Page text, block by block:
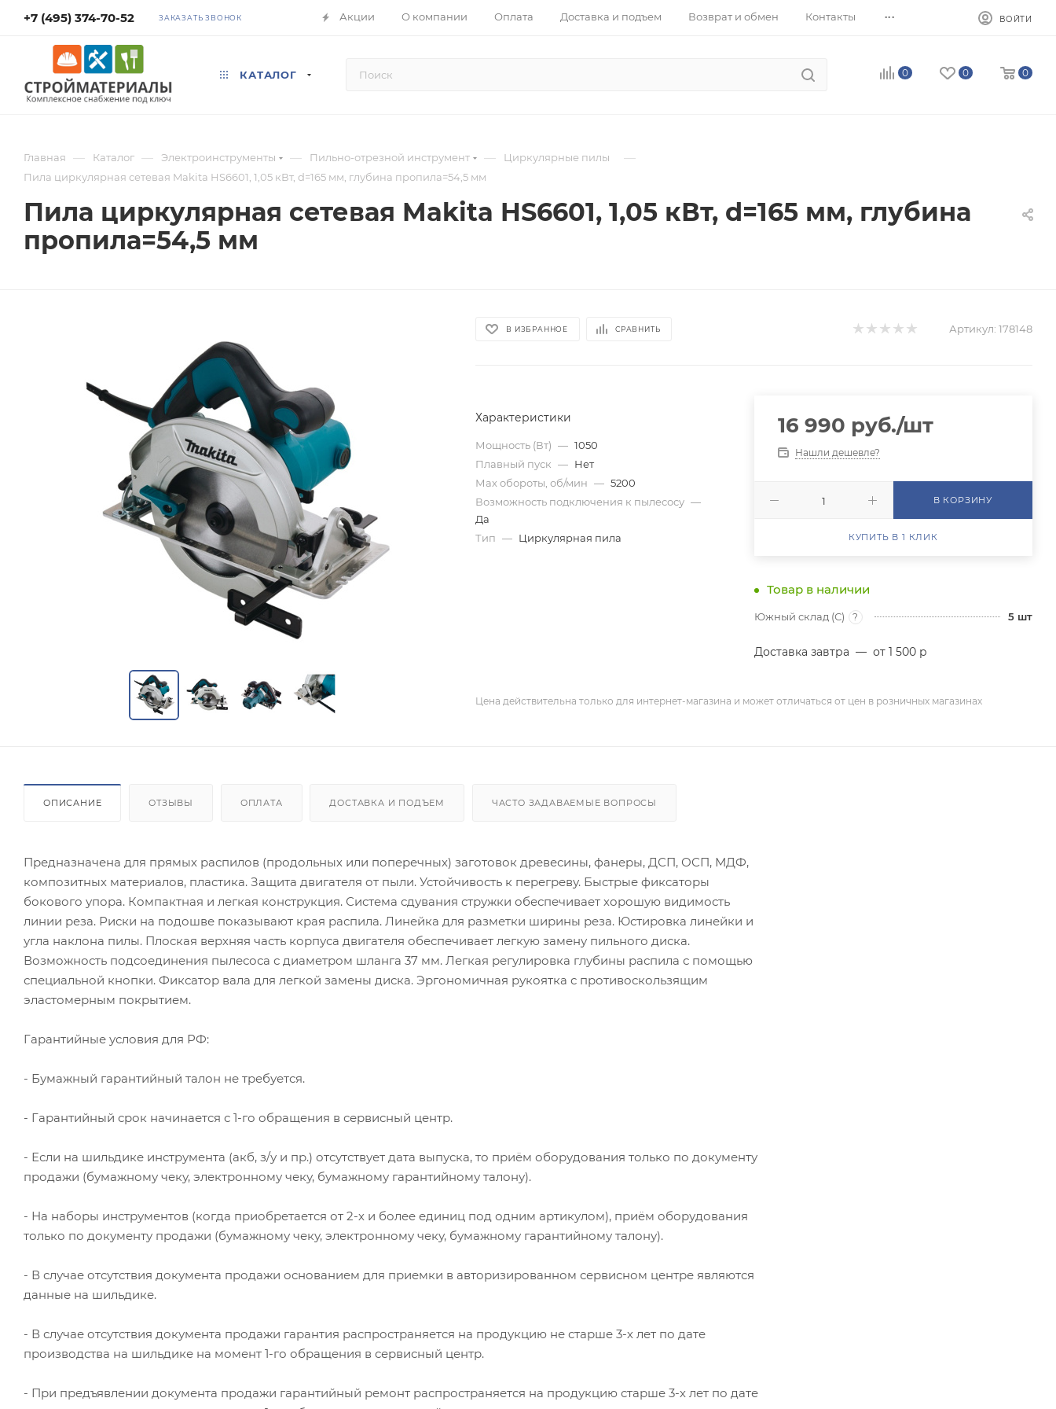
+7 (495) 374-70-52 ЗАКАЗАТЬ ЗВОНОК Акции О компании Оплата Доставка и подъем Возврат и обмен Контакты ... ВОЙТИ
КАТАЛОГ 0 0 0
Главная — Каталог — Электроинструменты — Пильно-отрезной инструмент — Циркулярные пилы —
Пила циркулярная сетевая Makita HS6601, 1,05 кВт, d=165 мм, глубина пропила=54,5 мм
Пила циркулярная сетевая Makita HS6601, 1,05 кВт, d=165 мм, глубина
пропила=54,5 мм
В ИЗБРАННОЕ СРАВНИТЬ Артикул: 178148
Характеристики
Мощность (Вт) — 1050
Плавный пуск — Нет
Мах обороты, об/мин — 5200
Возможность подключения к пылесосу —
Да
Тип — Циркулярная пила
16 990 руб./шт
Нашли дешевле?
В КОРЗИНУ
КУПИТЬ В 1 КЛИК
Товар в наличии
Южный склад (С) ? 5 шт
Доставка завтра — от 1 500 р
Цена действительна только для интернет-магазина и может отличаться от цен в розничных магазинах
ОПИСАНИЕ ОТЗЫВЫ ОПЛАТА ДОСТАВКА И ПОДЪЕМ ЧАСТО ЗАДАВАЕМЫЕ ВОПРОСЫ
Предназначена для прямых распилов (продольных или поперечных) заготовок древесины, фанеры, ДСП, ОСП, МДФ,
композитных материалов, пластика. Защита двигателя от пыли. Устойчивость к перегреву. Быстрые фиксаторы
бокового упора. Компактная и легкая конструкция. Система сдувания стружки обеспечивает хорошую видимость
линии реза. Риски на подошве показывают края распила. Линейка для разметки ширины реза. Юстировка линейки и
угла наклона пилы. Плоская верхняя часть корпуса двигателя обеспечивает легкую замену пильного диска.
Возможность подсоединения пылесоса с диаметром шланга 37 мм. Легкая регулировка глубины распила с помощью
специальной кнопки. Фиксатор вала для легкой замены диска. Эргономичная рукоятка с противоскользящим
эластомерным покрытием.
Гарантийные условия для РФ:
- Бумажный гарантийный талон не требуется.
- Гарантийный срок начинается с 1-го обращения в сервисный центр.
- Если на шильдике инструмента (акб, з/у и пр.) отсутствует дата выпуска, то приём оборудования только по документу
продажи (бумажному чеку, электронному чеку, бумажному гарантийному талону).
- На наборы инструментов (когда приобретается от 2-х и более единиц под одним артикулом), приём оборудования
только по документу продажи (бумажному чеку, электронному чеку, бумажному гарантийному талону).
- В случае отсутствия документа продажи основанием для приемки в авторизированном сервисном центре являются
данные на шильдике.
- В случае отсутствия документа продажи гарантия распространяется на продукцию не старше 3-х лет по дате
производства на шильдике на момент 1-го обращения в сервисный центр.
- При предъявлении документа продажи гарантийный ремонт распространяется на продукцию старше 3-х лет по дате